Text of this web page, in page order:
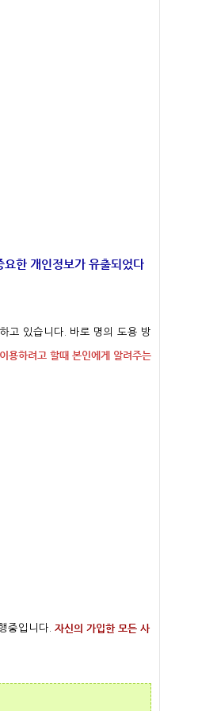
요한 개인정보가 유출되었다
고 있습니다. 바로 명의 도용 방
용하려고 할때 본인에게 알려주는
중입니다. 자신의 가입한 모든 사